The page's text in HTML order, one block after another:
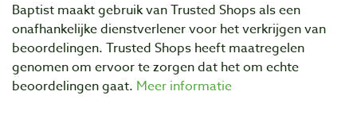
Baptist maakt gebruik van Trusted Shops als een
onafhankelijke dienstverlener voor het verkrijgen van
beoordelingen. Trusted Shops heeft maatregelen
genomen om ervoor te zorgen dat het om echte
beoordelingen gaat. Meer informatie